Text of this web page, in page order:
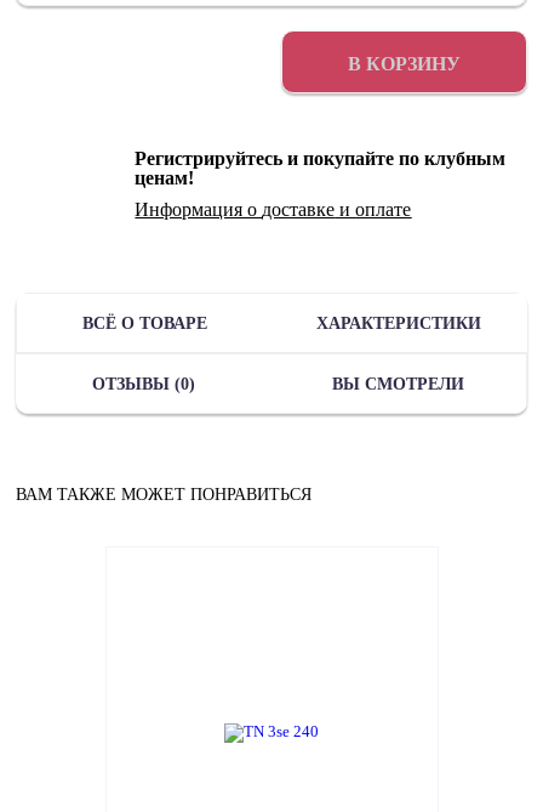
В КОРЗИНУ
Регистрируйтесь и покупайте по клубным
ценам!
Информация о доставке иоплате
ВСЁ О ТОВАРЕ ХАРАКТЕРИСТИКИ
ОТЗЫВЫ (0) ВЫ СМОТРЕЛИ
ВАМ ТАКЖЕ МОЖЕТ ПОНРАВИТЬСЯ